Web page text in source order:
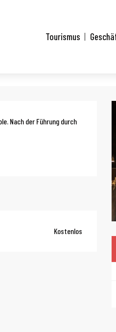
Tourismus
der Kirche
Nach der Führung durch
Kostenlos